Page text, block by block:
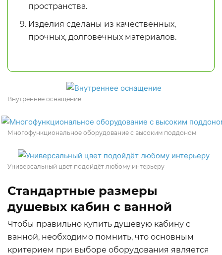
пространства.
Изделия сделаны из качественных,
прочных, долговечных материалов.
Внутреннее оснащение
Многофункциональное оборудование с высоким поддоном
Универсальный цвет подойдёт любому интерьеру
Стандартные размеры
душевых кабин с ванной
Чтобы правильно купить душевую кабину с
ванной, необходимо помнить, что основным
критерием при выборе оборудования является